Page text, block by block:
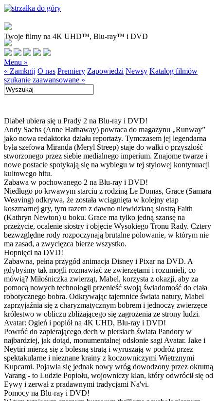
Twoje filmy na 4K UHD™, Blu-ray™ i DVD
Menu »
« Zamknij O nas Premiery Zapowiedzi Newsy Katalog filmów
szukanie zaawansowane »
Diabeł ubiera się u Prady 2 na Blu-ray i DVD!
Andy Sachs (Anne Hathaway) powraca do magazynu „Runway”
jako nowa redaktorka działu reportaży. Tymczasem jej legendarna
była szefowa Miranda (Meryl Streep) staje do walki o przyszłość
stworzonego przez siebie medialnego imperium. Znajome twarze i
nowe postacie spotykają się na wybiegu w tej stylowej kontynuacji
kultowego hitu.
Zabawa w pochowanego 2 na Blu-ray i DVD!
Niedługo po krwawym starciu z rodziną Le Domas, Grace (Samara
Weaving) odkrywa, że została wciągnięta w kolejny etap
koszmarnej gry, tym razem z dawno niewidzianą siostrą Faith
(Kathryn Newton) u boku. Grace ma tylko jedną szansę na
przeżycie, ocalenie siostry i objęcie Wysokiego Tronu Rady. Cztery
bezwzględne rody rozpoczynają brutalne polowanie, w którym nie
ma zasad, a zwycięzca bierze wszystko.
Hopnięci na DVD!
Zabawna, pełna przygód animacja Disney i Pixar na DVD. A
gdybyśmy tak mogli rozmawiać ze zwierzętami i rozumieli, co
mówią? Miłośniczka zwierząt, Mabel, korzysta z okazji, aby za
pomocą nowych technologii przenieść swoją świadomość do ciała
robotycznego bobra. Odkrywając tajemnice świata natury, Mabel
zaprzyjaźnia się z charyzmatycznym bobrem i jednoczy zwierzęce
królestwo w obliczu zbliżającego się zagrożenia ze strony ludzi.
Avatar: Ogień i popiół na 4K UHD, Blu-ray i DVD!
Powróć do zapierającego dech w piersiach świata Pandory w
najbardziej, jak dotąd, monumentalnej odsłonie sagi Avatar. Jake i
Neytiri mierzą się z bolesną stratą i wyruszają w podróż przez
spektakularne i nieznane krainy z koczowniczymi Wietrznymi
Kupcami. Pojawia się jednak nowy wróg dowodzony przez okrutną
Varang - to Ludzie Popiołu, wojowniczy klan, który odwrócił się od
Eywy i zerwał z pradawnymi tradycjami Na'vi.
Pomocy na Blu-ray i DVD!